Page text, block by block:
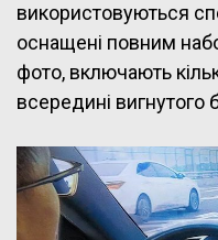
використовуються
оснащені повним
фото, включають
всередині вигнутого